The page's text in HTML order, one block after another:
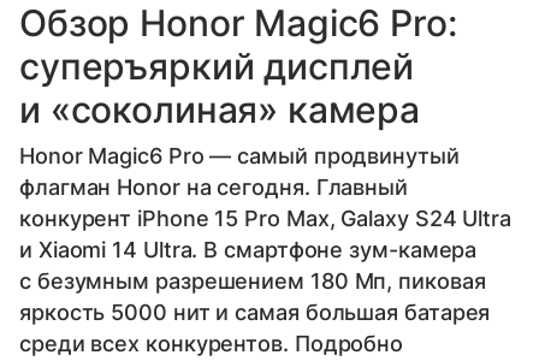
Обзор Honor Magic6 Pro:
суперъяркий дисплей
и «соколиная» камера
Honor Magic6 Pro — самый продвинутый
флагман Honor на сегодня. Главный
конкурент iPhone 15 Pro Max, Galaxy S24 Ultra
и Xiaomi 14 Ultra. В смартфоне зум-камера
с безумным разрешением 180 Мп, пиковая
яркость 5000 нит и самая большая батарея
среди всех конкурентов. Подробно